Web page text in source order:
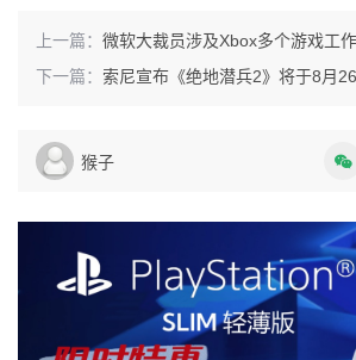
上一篇： 微软大裁员涉及Xbox多个游戏工作室 《完
下一篇： 索尼宣布《绝地潜兵2》将于8月
猴子